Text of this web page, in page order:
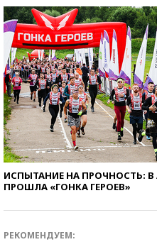
ИСПЫТАНИЕ НА ПРОЧНОСТЬ: В
ПРОШЛА «ГОНКА ГЕРОЕВ»
РЕКОМЕНДУЕМ: